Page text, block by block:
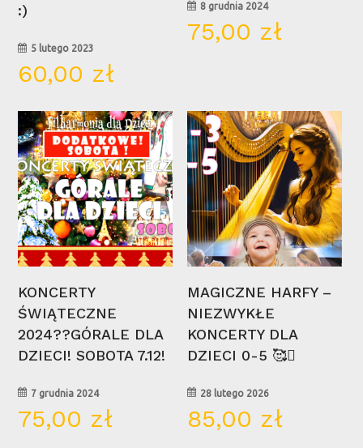
:)
5 lutego 2023
60,00 zł
8 grudnia 2024
75,00 zł
07
gru
KONCERTY
ŚWIĄTECZNE
2024??GÓRALE DLA
DZIECI! SOBOTA 7.12!
7 grudnia 2024
75,00 zł
28
lut
MAGICZNE HARFY –
NIEZWYKŁE
KONCERTY DLA
DZIECI 0-5 🥰🪉
28 lutego 2026
85,00 zł